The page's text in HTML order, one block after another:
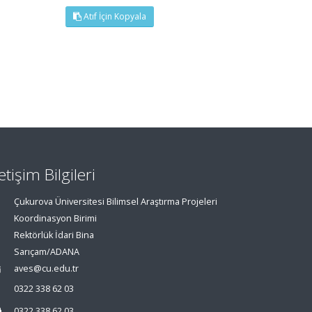
Atıf İçin Kopyala
Bilgileri
Çukurova Üniversitesi Bilimsel Araştırma Projeleri
Koordinasyon Birimi
Rektörlük İdari Bina
Sarıçam/ADANA
aves@cu.edu.tr
0322 338 62 03